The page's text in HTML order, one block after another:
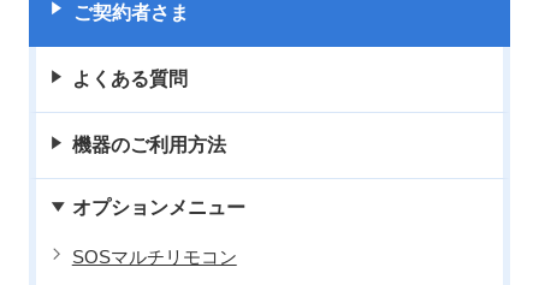
ご契約者さま
よくある質問
機器のご利用方法
オプションメニュー
SOSマルチリモコン